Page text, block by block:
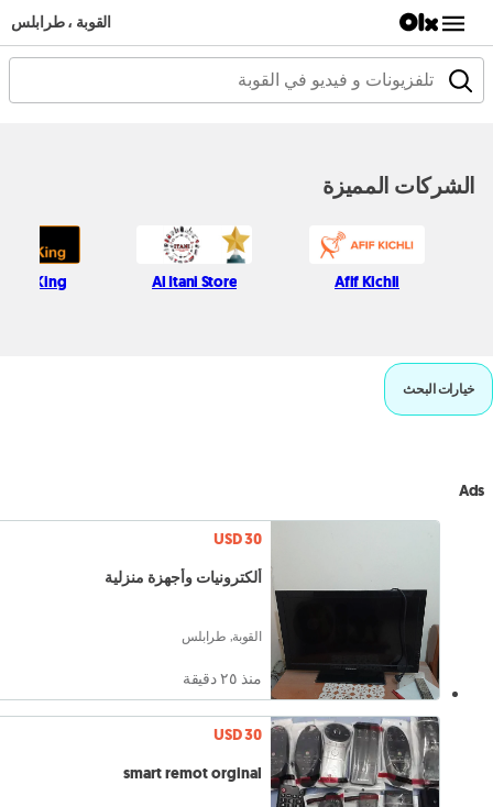
القوبة ، طرابلس
الشركات المميزة
Afif Kichli
Al Itani Store
King
خيارات البحث
Ads
USD 30
ألكترونيات وأجهزة منزلية
القوبة, طرابلس
منذ ٢٥ دقيقة
USD 30
smart remot orginal